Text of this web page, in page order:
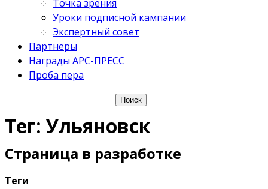
Точка зрения
Уроки подписной кампании
Экспертный совет
Партнеры
Награды АРС-ПРЕСС
Проба пера
Тег: Ульяновск
Страница в разработке
Теги